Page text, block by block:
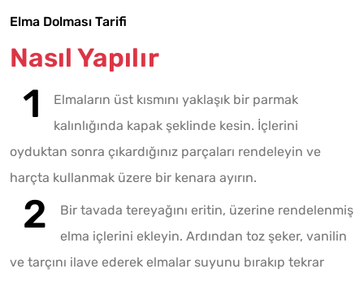
Elma Dolması Tarifi
Nasıl Yapılır
Elmaların üst kısmını yaklaşık bir parmak
kalınlığında kapak şeklinde kesin. İçlerini
oyduktan sonra çıkardığınız parçaları rendeleyin ve
harçta kullanmak üzere bir kenara ayırın.
Bir tavada tereyağını eritin, üzerine rendelenmiş
elma içlerini ekleyin. Ardından toz şeker, vanilin
ve tarçını ilave ederek elmalar suyunu bırakıp tekrar